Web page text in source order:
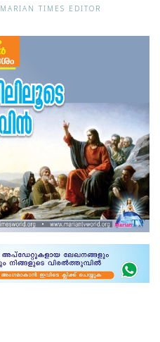
MARIAN TIMES EDITOR